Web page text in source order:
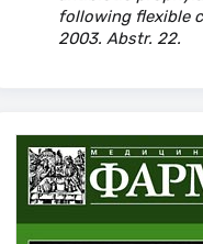
following flexible
2003. Abstr. 22.